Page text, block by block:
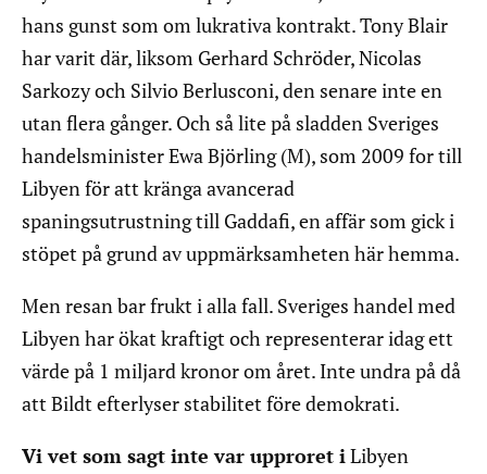
hans gunst som om lukrativa kontrakt. Tony Blair
har varit där, liksom Gerhard Schröder, Nicolas
Sarkozy och Silvio Berlusconi, den senare inte en
utan flera gånger. Och så lite på sladden Sveriges
handelsminister Ewa Björling (M), som 2009 for till
Libyen för att kränga avancerad
spaningsutrustning till Gaddafi, en affär som gick i
stöpet på grund av uppmärksamheten här hemma.
Men resan bar frukt i alla fall. Sveriges handel med
Libyen har ökat kraftigt och representerar idag ett
värde på 1 miljard kronor om året. Inte undra på då
att Bildt efterlyser stabilitet före demokrati.
Vi vet som sagt inte var upproret iLibyen